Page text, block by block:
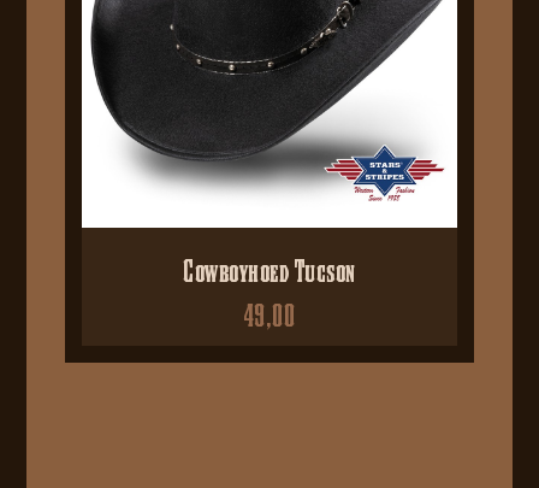
Cowboyhoed Tucson
49,00